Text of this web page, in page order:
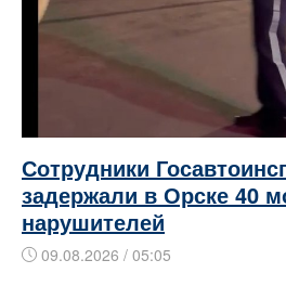
Сотрудники
задержали в Орске 40
нарушителей
09.08.2026 / 05:05